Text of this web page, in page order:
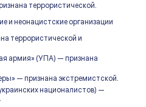
террористической.
и неонацистские организации
террористической и
армия» (УПА) — признана
— признана экстремистской.
националистов) —